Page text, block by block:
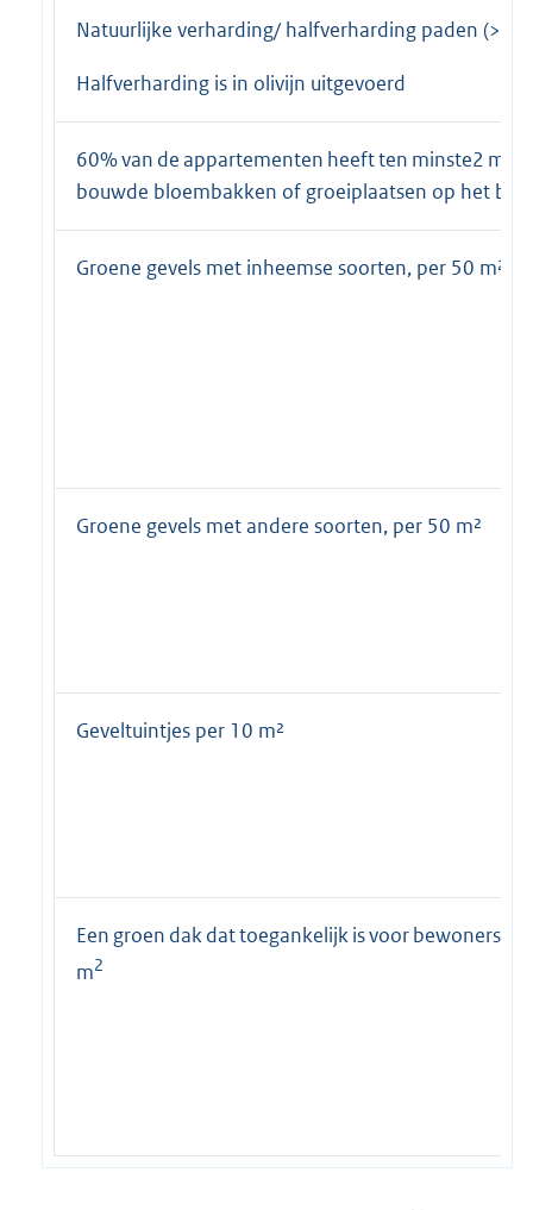
Natuurlijke verharding/ halfverharding paden (>
Halfverharding is in olivijn uitgevoerd
60% van de appartementen heeft ten minste2 m²
bouwde bloembakken of groeiplaatsen op het
Groene gevels met inheemse soorten, per 50 m²
Groene gevels met andere soorten, per 50 m²
Geveltuintjes per 10 m²
Een groen dak dat toegankelijk is voor bewoners,
m2